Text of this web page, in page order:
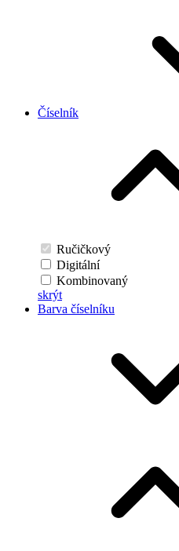
Číselník
Ručičkový
Digitální
Kombinovaný
skrýt
Barva číselníku